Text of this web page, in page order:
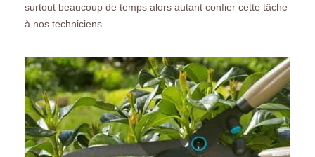
surtout beaucoup de temps alors autant confier cette tâche
à nos techniciens.